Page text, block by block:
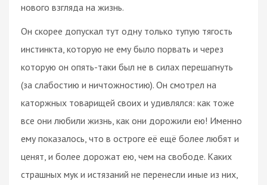
нового взгляда на жизнь.
Он скорее допускал тут одну только тупую тягость
инстинкта, которую не ему было порвать и через
которую он опять-таки был не в силах перешагнуть
(за слабостию и ничтожностию). Он смотрел на
каторжных товарищей своих и удивлялся: как тоже
все они любили жизнь, как они дорожили ею! Именно
ему показалось, что в остроге её ещё более любят и
ценят, и более дорожат ею, чем на свободе. Каких
страшных мук и истязаний не перенесли иные из них,